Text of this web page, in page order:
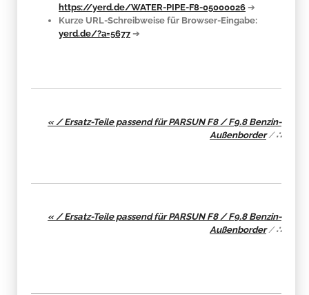
https://yerd.de/WATER-PIPE-F8-05000026 ➔
Kurze URL-Schreibweise für Browser-Eingabe:
yerd.de/?a=5677 ➔
« / Ersatz-Teile passend für PARSUN F8 / F9.8 Benzin-
Außenborder/∴
« / Ersatz-Teile passend für PARSUN F8 / F9.8 Benzin-
Außenborder/∴